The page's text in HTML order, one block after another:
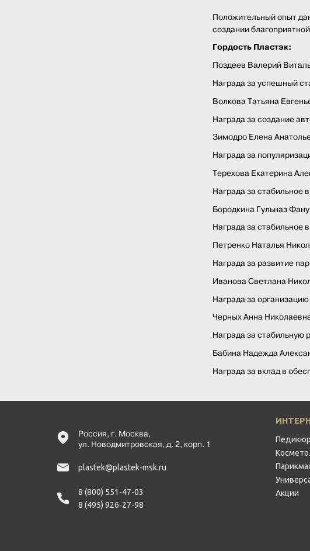
Положительный опыт
создании
Гордость Пластэк:
Поздеев Валерий
Награда за успешный
Волкова Татьяна
Награда за создание
Зимодро Елена
Награда за
Терехова Екатерина
Награда за стабильное
Бородкина Гульназ
Награда за стабильное
Петренко Наталья
Награда за развитие
Иванова Светлана
Награда за
Черных Анна
Награда за стабильную
Бабина Надежда
Награда за вклад в
Россия, г. Москва,
ул. Новодмитровская, д. 2, корп. 1
plastek@plastek-msk.ru
8 (800) 551-47-03
8 (495) 926-27-98
Педикюр
Акции